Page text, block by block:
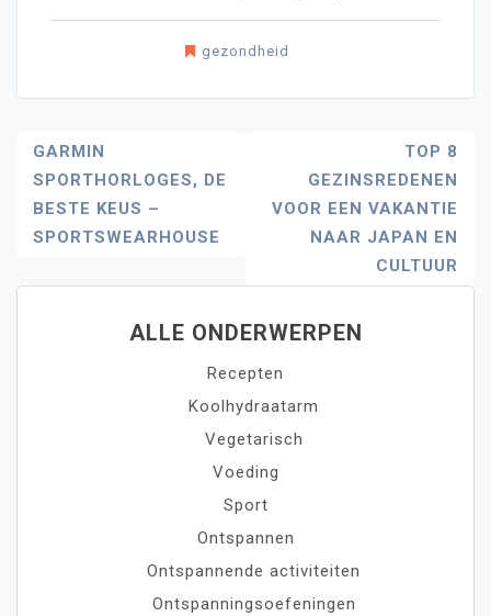
gezondheid
Bericht
Navigatie
GARMIN
SPORTHORLOGES, DE
BESTE KEUS –
SPORTSWEARHOUSE
TOP 8
GEZINSREDENEN
VOOR EEN VAKANTIE
NAAR JAPAN EN
CULTUUR
ALLE ONDERWERPEN
Recepten
Koolhydraatarm
Vegetarisch
Voeding
Sport
Ontspannen
Ontspannende activiteiten
Ontspanningsoefeningen